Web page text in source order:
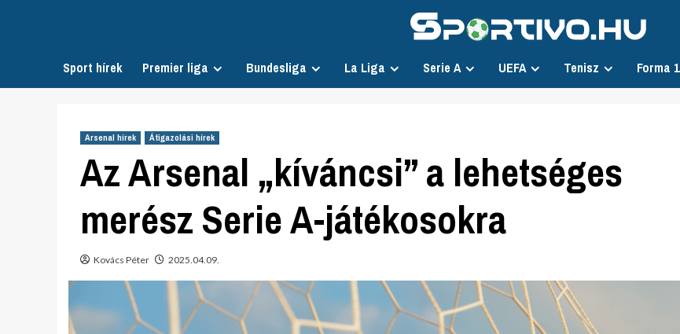
Sport hírek Premier liga Bundesliga La Liga Serie A UEFA Tenisz Forma 1
Arsenal hírek Átigazolási hírek
Az Arsenal „kíváncsi” a lehetséges
merész Serie A-játékosokra
Kovács Péter 2025.04.09.